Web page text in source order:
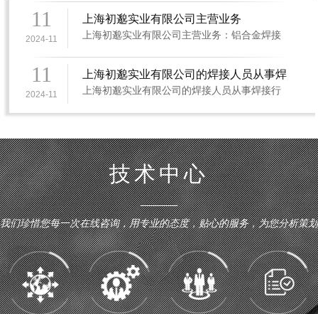
广大新老客户精诚合作，携手并谋发展、共创
伟业。
11
2024-11
上海初邈实业有限公司主营业务
上海初邈实业有限公司主营业务：铝合金焊接
工、银焊加工、钎焊加工、铝焊加工、各种金
属焊接加工。
11
2024-11
上海初邈实业有限公司的焊接人员从事焊
接行业二十余年
上海初邈实业有限公司的焊接人员从事焊接行
经过多年的发展，目前与我们开展业务合作的
械，医疗器械，精密零件，工艺礼品，汽摩配
件，工具按键，箱包配件等等。
技术中心
我们珍惜您每一次在线咨询，用专业的态度，贴心的服务，为您分析策划